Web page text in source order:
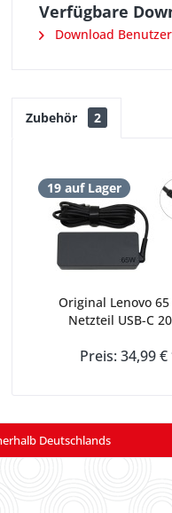
Verfügbare
Download
Zubehör 2
19 auf Lager
Original Lenovo
Netzteil USB-C
Preis: 34,99 €
Deutschlands